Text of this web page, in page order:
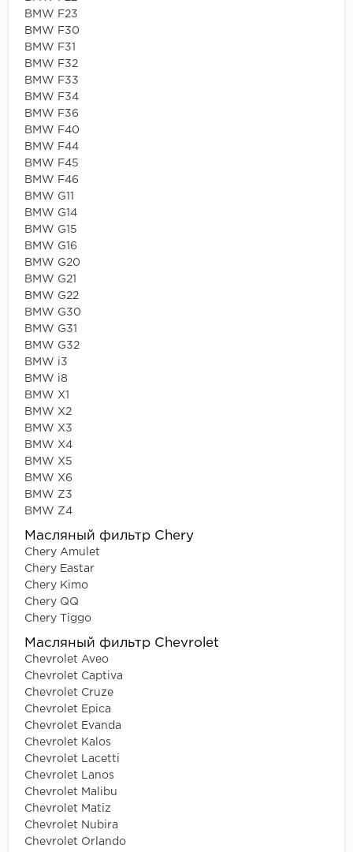
BMW F23
BMW F30
BMW F31
BMW F32
BMW F33
BMW F34
BMW F36
BMW F40
BMW F44
BMW F45
BMW F46
BMW G11
BMW G14
BMW G15
BMW G16
BMW G20
BMW G21
BMW G22
BMW G30
BMW G31
BMW G32
BMW i3
BMW i8
BMW X1
BMW X2
BMW X3
BMW X4
BMW X5
BMW X6
BMW Z3
BMW Z4
Масляный фильтр Chery
Chery Amulet
Chery Eastar
Chery Kimo
Chery QQ
Chery Tiggo
Масляный фильтр Chevrolet
Chevrolet Aveo
Chevrolet Captiva
Chevrolet Cruze
Chevrolet Epica
Chevrolet Evanda
Chevrolet Kalos
Chevrolet Lacetti
Chevrolet Lanos
Chevrolet Malibu
Chevrolet Matiz
Chevrolet Nubira
Chevrolet Orlando